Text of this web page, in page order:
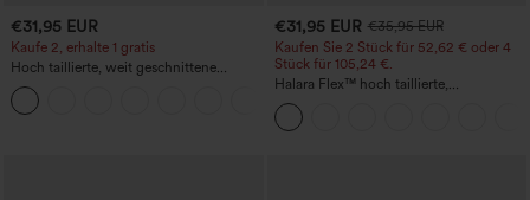
€31,95 EUR
Kaufe 2, erhalte 1 gratis
Hoch taillierte, weit geschnittene
Freizeithose aus Leinenmischung mit
Kordelzug und Taschen
€31,95 EUR €35,95 EUR
Kaufen Sie 2 Stück für 52,62 € oder 4
Stück für 105,24 €.
Halara Flex™ hoch taillierte,
figurformende Arbeitshose, die die Taille
schmaler wirken lässt, mit Taschen,
weitem Bein und Mikro-Waffelstruktur